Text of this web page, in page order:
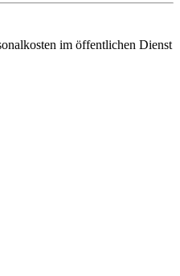
im öffentlichen Dienst